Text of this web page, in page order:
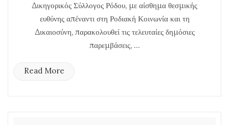
Δικηγορικός Σύλλογος Ρόδου, με αίσθημα θεσμικής
ευθύνης απέναντι στη Ροδιακή Κοινωνία και τη
Δικαιοσύνη, παρακολουθεί τις τελευταίες δημόσιες
παρεμβάσεις, ...
Read More